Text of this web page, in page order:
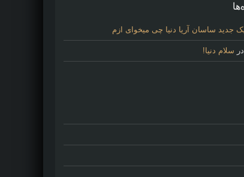
جدید ساسان آریا دنیا چی میخوای ازم
در سلام دنیا!